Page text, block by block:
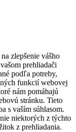
zlepšenie vášho
prehliadači
podľa potreby,
funkcií webovej
nám pomáhajú
stránku. Tieto
s vaším súhlasom.
niektorých z týchto
z prehliadania.